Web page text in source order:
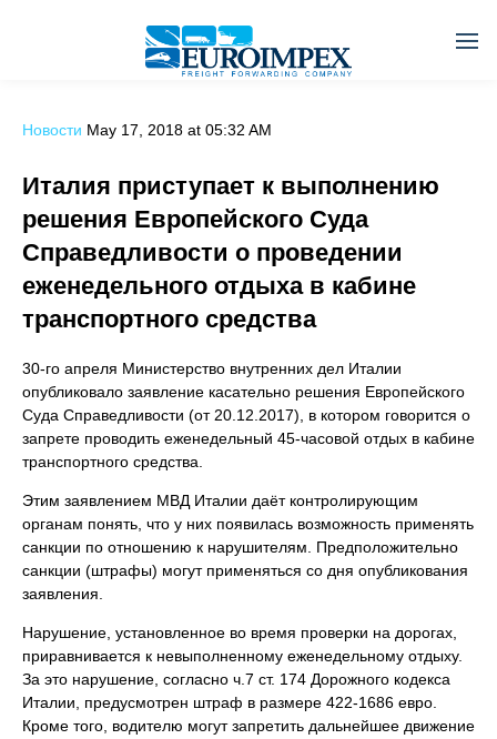
Новости May 17, 2018 at 05:32 AM
Италия приступает к выполнению
решения Европейского Суда
Справедливости о проведении
еженедельного отдыха в кабине
транспортного средства
30-го апреля Министерство внутренних дел Италии
опубликовало заявление касательно решения Европейского
Суда Справедливости (от 20.12.2017), в котором говорится о
запрете проводить еженедельный 45-часовой отдых в кабине
транспортного средства.
Этим заявлением МВД Италии даёт контролирующим
органам понять, что у них появилась возможность применять
санкции по отношению к нарушителям. Предположительно
санкции (штрафы) могут применяться со дня опубликования
заявления.
Нарушение, установленное во время проверки на дорогах,
приравнивается к невыполненному еженедельному отдыху.
За это нарушение, согласно ч.7 ст. 174 Дорожного кодекса
Италии, предусмотрен штраф в размере 422-1686 евро.
Кроме того, водителю могут запретить дальнейшее движение